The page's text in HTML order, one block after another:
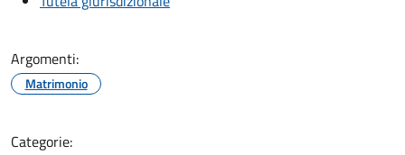
Argomenti:
Matrimonio
Categorie: